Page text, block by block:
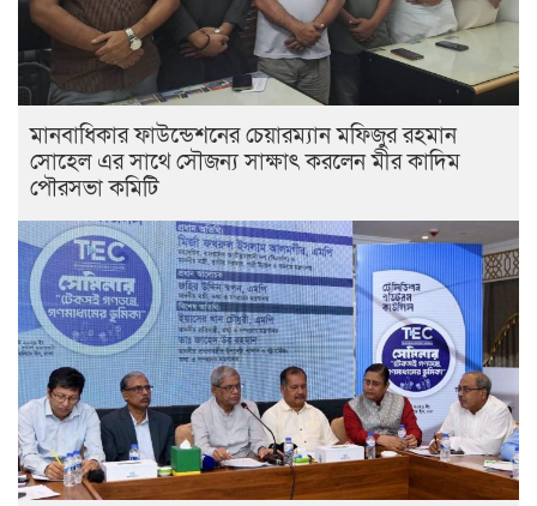
মানবাধিকার ফাউন্ডেশনের চেয়ারম্যান মফিজুর রহমান
সোহেল এর সাথে সৌজন্য সাক্ষাৎ করলেন মীর কাদিম
পৌরসভা কমিটি